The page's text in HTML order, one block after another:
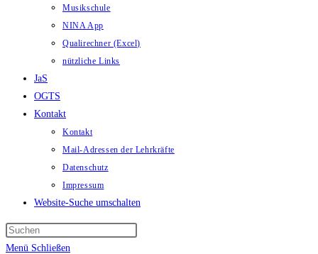
Musikschule
NINA App
Qualirechner (Excel)
nützliche Links
JaS
OGTS
Kontakt
Kontakt
Mail-Adressen der Lehrkräfte
Datenschutz
Impressum
Website-Suche umschalten
Menü Schließen